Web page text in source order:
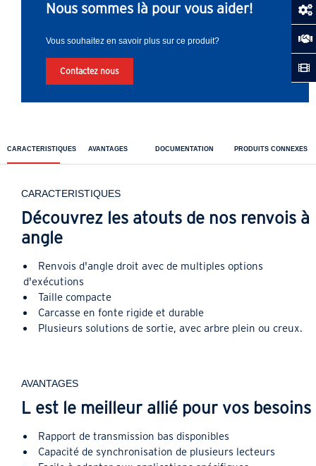
Nous sommes là pour vous aider!
Vous souhaitez en savoir plus sur ce produit?
Contactez nous
CARACTERISTIQUES AVANTAGES DOCUMENTATION PRODUITS CONNEXES
CARACTERISTIQUES
Découvrez les atouts de nos renvois à
angle
Renvois d'angle droit avec de multiples options
d'exécutions
Taille compacte
Carcasse en fonte rigide et durable
Plusieurs solutions de sortie, avec arbre plein ou creux.
AVANTAGES
L est le meilleur allié pour vos besoins
Rapport de transmission bas disponibles
Capacité de synchronisation de plusieurs lecteurs